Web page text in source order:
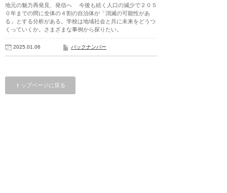
地元の魅力再発見、発信へ 今後も続く人口の減少で２０５
０年までの間に全体の４割の自治体が「消滅の可能性があ
る」とする分析がある。学校は地域社会と共に未来をどうつ
くっていくか。さまざまな事例から探りたい。
2025.01.06 バックナンバー
トップページに戻る